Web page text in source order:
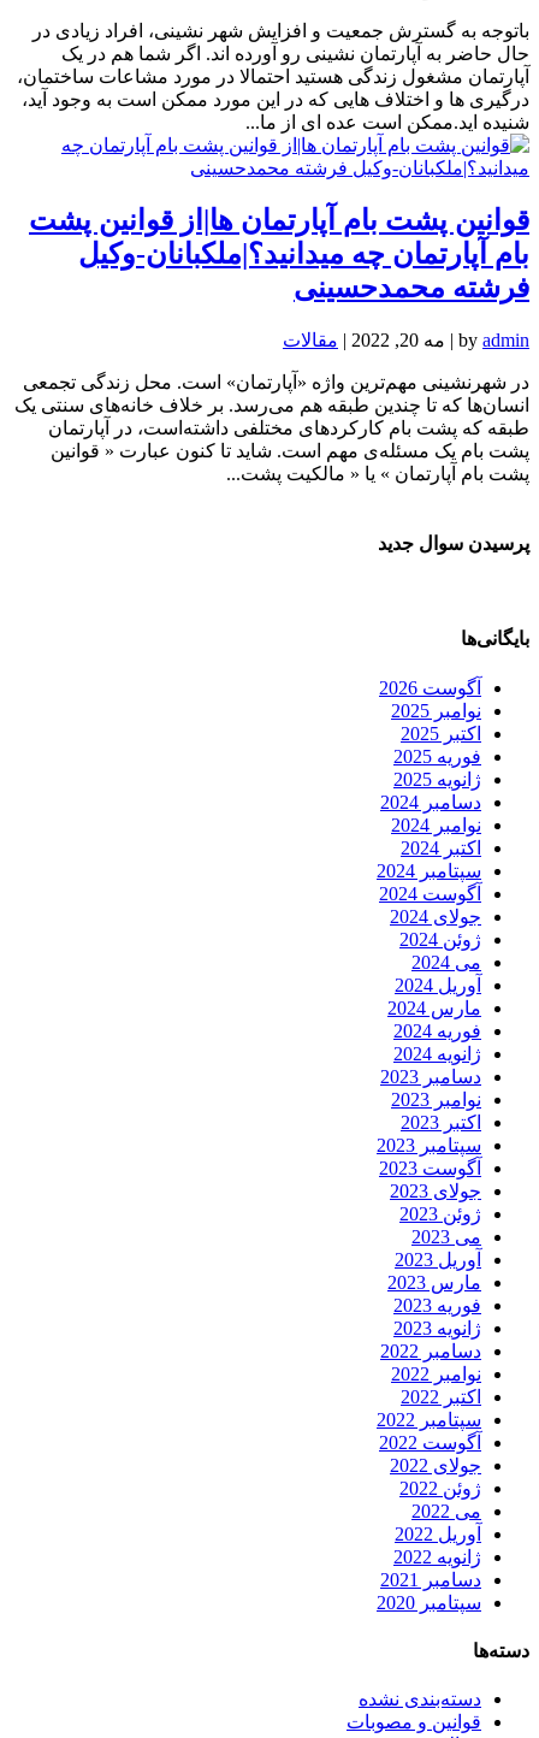
باتوجه به گسترش جمعیت و افزایش شهر نشینی، افراد زیادی در
حال حاضر به آپارتمان نشینی رو آورده اند. اگر شما هم در یک
آپارتمان مشغول زندگی هستید احتمالا در مورد مشاعات ساختمان،
درگیری ها و اختلاف هایی که در این مورد ممکن است به وجود آید،
شنیده اید.ممکن است عده ای از ما...
قوانین پشت بام آپارتمان ها|از قوانین پشت
بام آپارتمان چه میدانید؟|ملکبانان-وکیل
فرشته محمدحسینی
by admin
| مه 20, 2022 | مقالات
در شهرنشینی مهم‌ترین واژه «آپارتمان» است. محل زندگی تجمعی
انسان‌ها که تا چندین طبقه هم می‌رسد. بر خلاف خانه‌های سنتی یک
طبقه که پشت بام کارکردهای مختلفی داشته‌است، در آپارتمان
پشت بام یک مسئله‌ی مهم است. شاید تا کنون عبارت « قوانین
پشت بام آپارتمان » یا « مالکیت پشت...
پرسیدن سوال جدید
بایگانی‌ها
آگوست 2026
نوامبر 2025
اکتبر 2025
فوریه 2025
ژانویه 2025
دسامبر 2024
نوامبر 2024
اکتبر 2024
سپتامبر 2024
آگوست 2024
جولای 2024
ژوئن 2024
می 2024
آوریل 2024
مارس 2024
فوریه 2024
ژانویه 2024
دسامبر 2023
نوامبر 2023
اکتبر 2023
سپتامبر 2023
آگوست 2023
جولای 2023
ژوئن 2023
می 2023
آوریل 2023
مارس 2023
فوریه 2023
ژانویه 2023
دسامبر 2022
نوامبر 2022
اکتبر 2022
سپتامبر 2022
آگوست 2022
جولای 2022
ژوئن 2022
می 2022
آوریل 2022
ژانویه 2022
دسامبر 2021
سپتامبر 2020
دسته‌ها
دسته‌بندی نشده
قوانین و مصوبات